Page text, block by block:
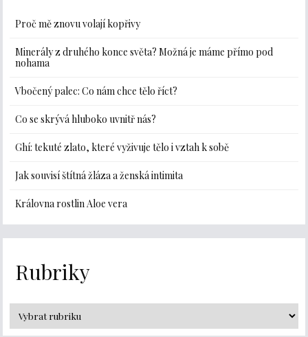
Proč mě znovu volají kopřivy
Minerály z druhého konce světa? Možná je máme přímo pod
nohama
Vbočený palec: Co nám chce tělo říct?
Co se skrývá hluboko uvnitř nás?
Ghí: tekuté zlato, které vyživuje tělo i vztah k sobě
Jak souvisí štítná žláza a ženská intimita
Královna rostlin Aloe vera
Rubriky